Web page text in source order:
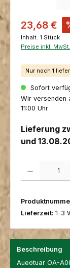
Verkaufspreis:
23,68 €
Inhalt: 1 Stück
Preise inkl.
Nur noch 1
Sofort
Wir versenden
11:00 Uhr
Lieferung
und
Lieferzeit: 1-3
Beschreibung
Aueotuar OA-